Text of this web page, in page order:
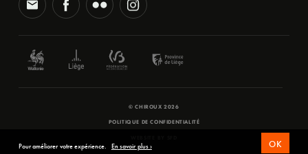
© CHIROUX 2026
POLITIQUE DE CONFIDENTIALITÉ
Pour améliorer votre expérience. En savoir plus › OK